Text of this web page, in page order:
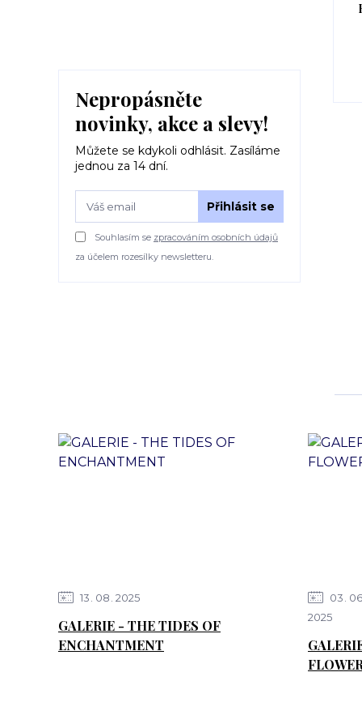
Nepropásněte
novinky, akce a slevy!
Můžete se kdykoli odhlásit. Zasíláme
jednou za 14 dní.
Přihlásit se
Souhlasím se zpracováním osobních údajů
za účelem rozesílky newsletteru.
13 08 2025
GALERIE - THE TIDES OF
ENCHANTMENT
03 06
2025